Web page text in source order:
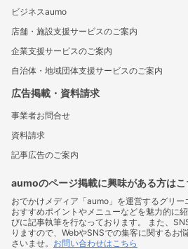
ビジネスaumo
店舗・施設支援サービスのご案内
企業支援サービスのご案内
自治体・地域団体支援サービスのご案内
広告掲載・資料請求
事業者お問合せ
資料請求
記事広告のご案内
aumoのページ掲載に興味がある方はこ
おでかけメディア「aumo」を運営するグリ
おすすめポイントやメニューなどを魅力的に
びに記事執筆を行なっております。 また、
りますので、WebやSNSでの集客に関するお
さいませ。 お問い合わせはこちら